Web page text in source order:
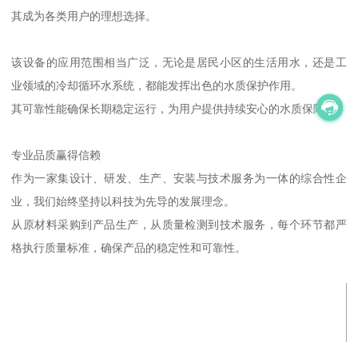
其成为各类用户的理想选择。
该设备的应用范围相当广泛，无论是居民小区的生活用水，还是工
业领域的冷却循环水系统，都能发挥出色的水质保护作用。
其可靠性能确保长期稳定运行，为用户提供持续安心的水质保障。
专业品质赢得信赖
作为一家集设计、研发、生产、安装与技术服务为一体的综合性企
业，我们始终坚持以科技为先导的发展理念。
从原材料采购到产品生产，从质量检测到技术服务，每个环节都严
格执行质量标准，确保产品的稳定性和可靠性。